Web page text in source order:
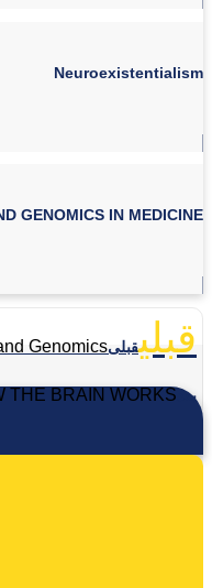
Neuroexistentialism
GENOMICS IN MEDICINE
قبلیقبلیGenomics
بعد THE BRAIN WORKS